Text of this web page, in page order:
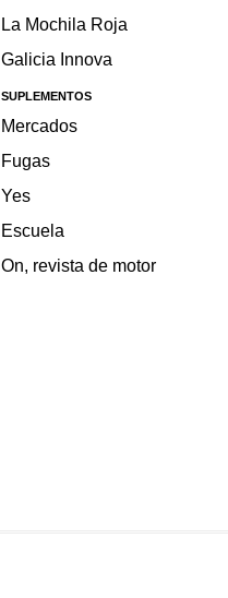
La Mochila Roja
Galicia Innova
SUPLEMENTOS
Mercados
Fugas
Yes
Escuela
On, revista de motor